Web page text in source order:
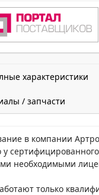
характеристики
/ запчасти
в компании
у
необходимыми
только